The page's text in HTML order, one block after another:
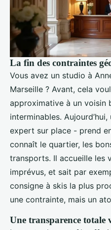
La fin des contraintes
Vous avez un studio à
Marseille ? Avant, cela
approximative à un voisin
interminables. Aujourd’hui,
expert sur place - prend
connaît le quartier, les
transports. Il accueille les
imprévus, et sait par
consigne à skis la plus
une contrainte, mais un
Une transparence totale